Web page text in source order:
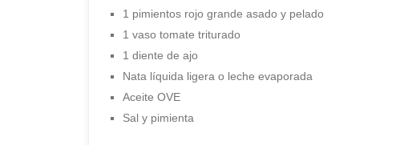
1 pimientos rojo grande asado y pelado
1 vaso tomate triturado
1 diente de ajo
Nata líquida ligera o leche evaporada
Aceite OVE
Sal y pimienta